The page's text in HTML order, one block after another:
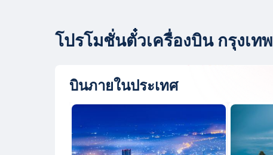
โปรโมชั่นตั๋วเครื่องบิน กรุงเทพ
บินภายในประเทศ